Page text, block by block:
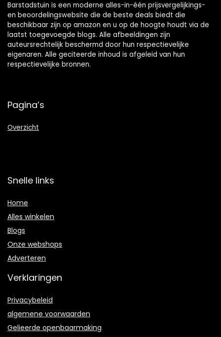
Barstadstuin is een moderne alles-in-één prijsvergelijkings-
en beoordelingswebsite die de beste deals biedt die
beschikbaar zijn op amazon en u op de hoogte houdt via de
laatst toegevoegde blogs. Alle afbeeldingen zijn
auteursrechtelijk beschermd door hun respectievelijke
eigenaren. Alle geciteerde inhoud is afgeleid van hun
respectievelijke bronnen.
Pagina’s
Overzicht
Snelle links
Home
Alles winkelen
Blogs
Onze webshops
Adverteren
Verklaringen
Privacybeleid
algemene voorwaarden
Gelieerde openbaarmaking